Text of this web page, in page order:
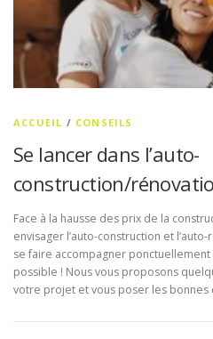
ACCUEIL / CONSEILS
Se lancer dans l’auto-
construction/
Face à la hausse des prix de la
envisager l’auto-construction et
se faire accompagner
possible ! Nous vous proposons
votre projet et vous poser les bonnes